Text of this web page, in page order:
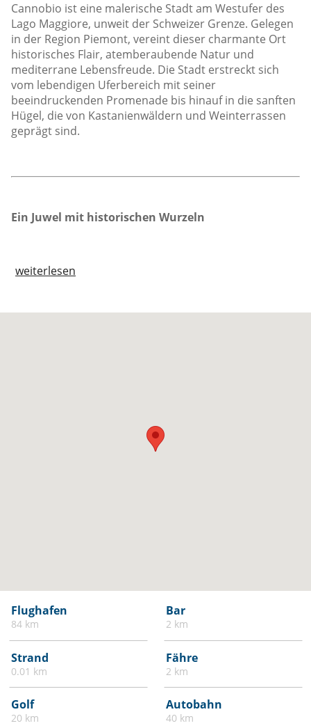
Cannobio ist eine malerische Stadt am Westufer des
Lago Maggiore, unweit der Schweizer Grenze. Gelegen
in der Region Piemont, vereint dieser charmante Ort
historisches Flair, atemberaubende Natur und
mediterrane Lebensfreude. Die Stadt erstreckt sich
vom lebendigen Uferbereich mit seiner
beeindruckenden Promenade bis hinauf in die sanften
Hügel, die von Kastanienwäldern und Weinterrassen
geprägt sind.
Ein Juwel mit historischen Wurzeln
weiterlesen
Flughafen
84 km
Bar
2 km
Strand
0.01 km
Fähre
2 km
Golf
20 km
Autobahn
40 km